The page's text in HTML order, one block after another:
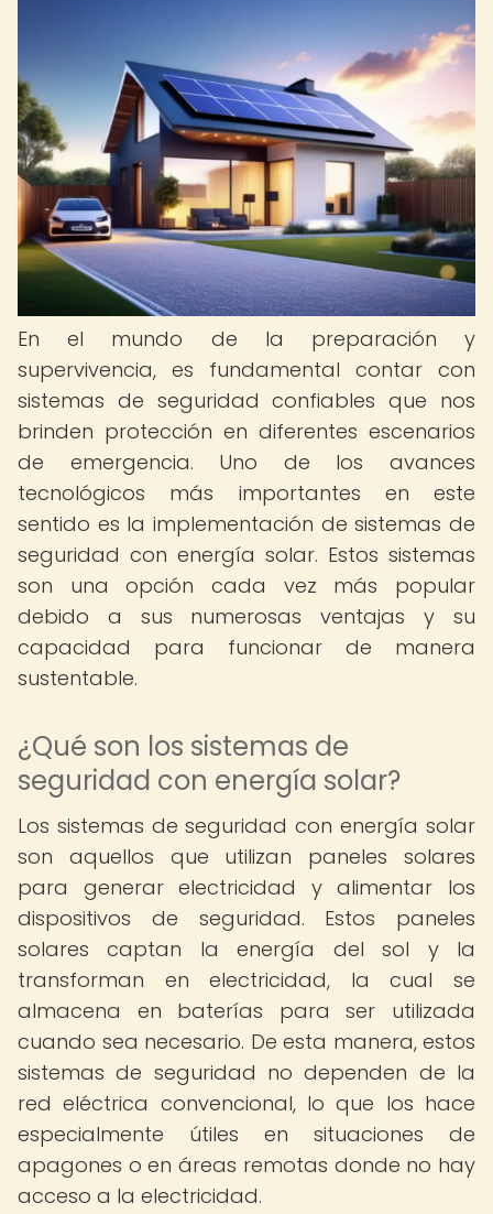
En el mundo de la preparación y
supervivencia, es fundamental contar con
sistemas de seguridad confiables que nos
brinden protección en diferentes escenarios
de emergencia. Uno de los avances
tecnológicos más importantes en este
sentido es la implementación de sistemas de
seguridad con energía solar. Estos sistemas
son una opción cada vez más popular
debido a sus numerosas ventajas y su
capacidad para funcionar de manera
sustentable.
¿Qué son los sistemas de
seguridad con energía solar?
Los sistemas de seguridad con energía solar
son aquellos que utilizan paneles solares
para generar electricidad y alimentar los
dispositivos de seguridad. Estos paneles
solares captan la energía del sol y la
transforman en electricidad, la cual se
almacena en baterías para ser utilizada
cuando sea necesario. De esta manera, estos
sistemas de seguridad no dependen de la
red eléctrica convencional, lo que los hace
especialmente útiles en situaciones de
apagones o en áreas remotas donde no hay
acceso a la electricidad.